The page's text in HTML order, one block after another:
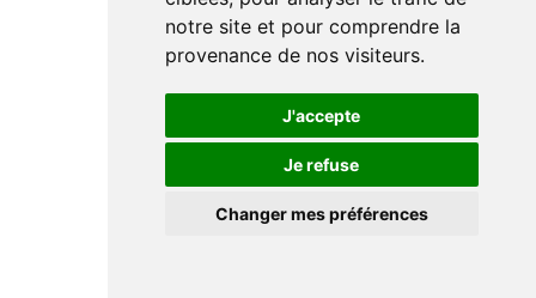
notre site et pour comprendre la
provenance de nos visiteurs.
J'accepte
Je refuse
Changer mes préférences